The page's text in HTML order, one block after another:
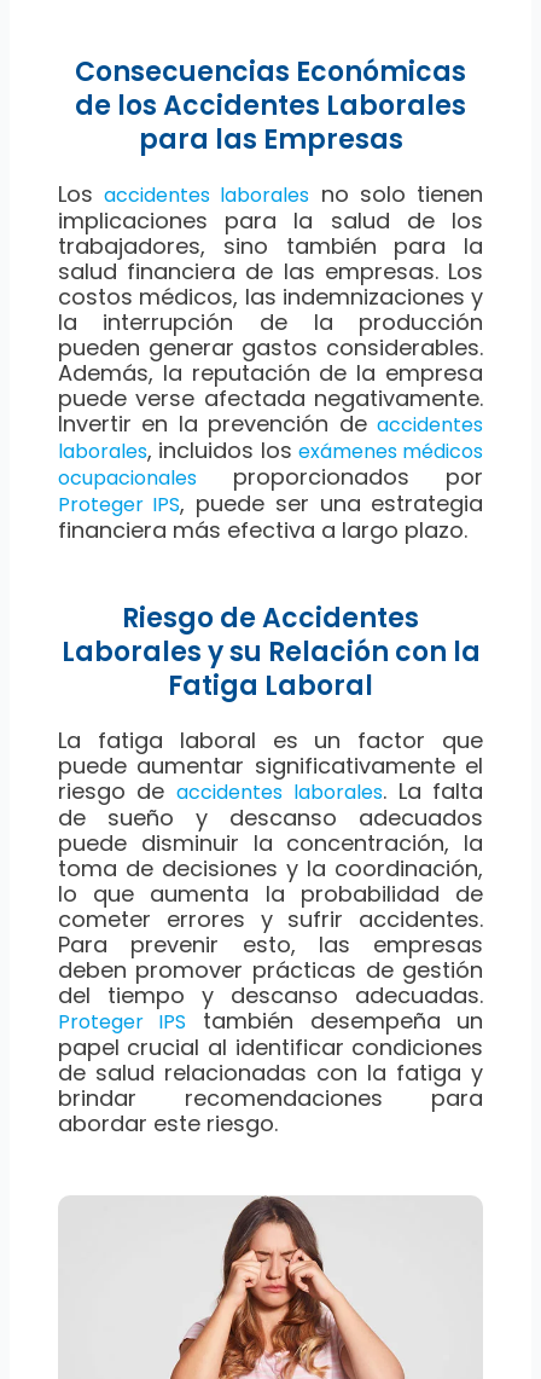
Consecuencias Económicas
de los Accidentes Laborales
para las Empresas
Los accidentes laborales no solo tienen
implicaciones para la salud de los
trabajadores, sino también para la
salud financiera de las empresas. Los
costos médicos, las indemnizaciones y
la interrupción de la producción
pueden generar gastos considerables.
Además, la reputación de la empresa
puede verse afectada negativamente.
Invertir en la prevención deaccidentes
laborales, incluidos los exámenes médicos
ocupacionalesproporcionados por
Proteger IPS, puede ser una estrategia
financiera más efectiva a largo plazo.
Riesgo de Accidentes
Laborales y su Relación con la
Fatiga Laboral
La fatiga laboral es un factor que
puede aumentar significativamente el
riesgo deaccidentes laborales. La falta
de sueño y descanso adecuados
puede disminuir la concentración, la
toma de decisiones y la coordinación,
lo que aumenta la probabilidad de
cometer errores y sufrir accidentes.
Para prevenir esto, las empresas
deben promover prácticas de gestión
del tiempo y descanso adecuadas.
Proteger IPS también desempeña un
papel crucial al identificar condiciones
de salud relacionadas con la fatiga y
brindar recomendaciones para
abordar este riesgo.